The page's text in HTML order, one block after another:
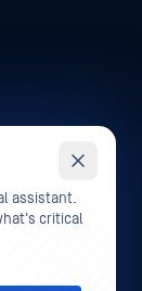
assistant.
critical